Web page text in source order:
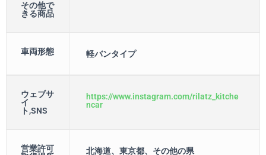
その他で
きる商品
車両形態 軽バンタイプ
ウェブサ
イ
ト,SNS
https://www.instagram.com/rilatz_kitche
ncar
営業許可
北海道、東京都、その他の県